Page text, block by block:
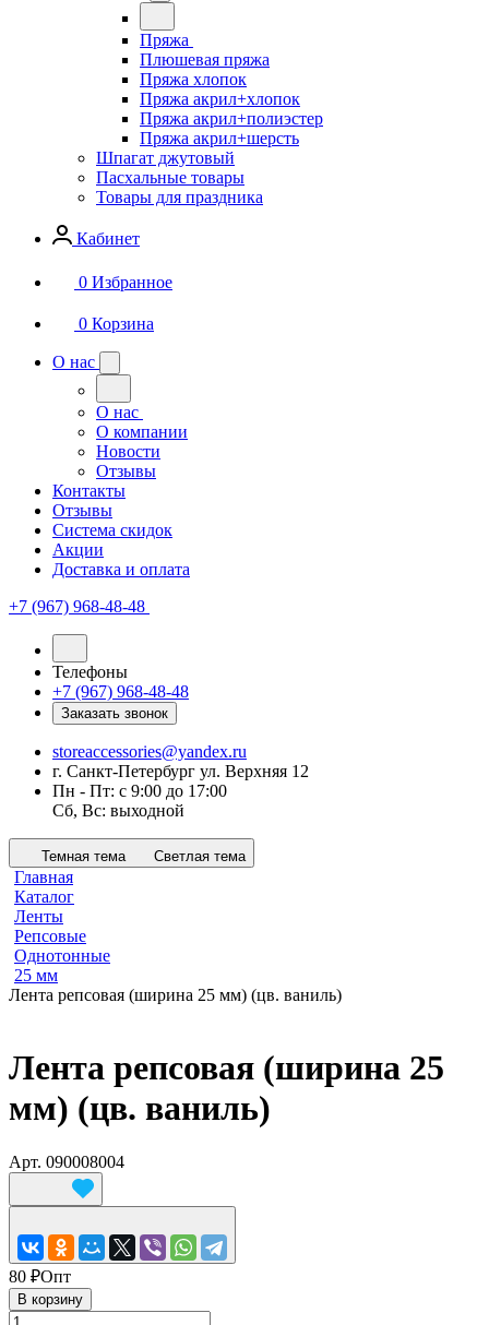
Пряжа
Плюшевая пряжа
Пряжа хлопок
Пряжа акрил+хлопок
Пряжа акрил+полиэстер
Пряжа акрил+шерсть
Шпагат джутовый
Пасхальные товары
Товары для праздника
Кабинет
0 Избранное
0 Корзина
О нас
О нас
О компании
Новости
Отзывы
Контакты
Отзывы
Система скидок
Акции
Доставка и оплата
+7 (967) 968-48-48
Телефоны
+7 (967) 968-48-48
Заказать звонок
storeaccessories@yandex.ru
г. Санкт-Петербург ул. Верхняя 12
Пн - Пт: с 9:00 до 17:00
Сб, Вс: выходной
Темная тема Светлая тема
Главная
Каталог
Ленты
Репсовые
Однотонные
25 мм
Лента репсовая (ширина 25 мм) (цв. ваниль)
Лента репсовая (ширина 25
мм) (цв. ваниль)
Арт. 090008004
80 ₽Опт
В корзину